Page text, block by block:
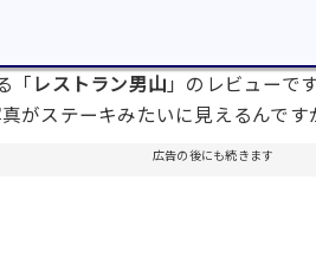
「レストラン男山 」のレビューで
がステーキみたいに見えるんです
広告の後にも続きます